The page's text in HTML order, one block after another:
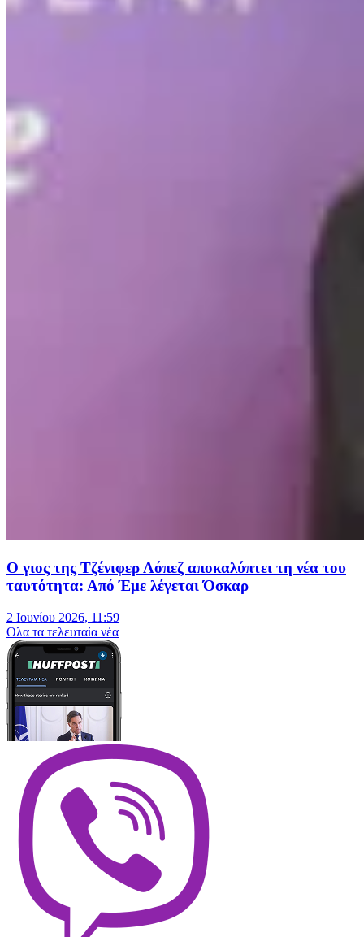
O γιος της Τζένιφερ Λόπεζ αποκαλύπτει τη νέα του
ταυτότητα: Από Έμε λέγεται Όσκαρ
2 Ιουνίου 2026, 11:59
Oλα τα τελευταία νέα